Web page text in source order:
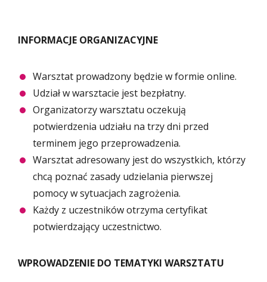
INFORMACJE ORGANIZACYJNE
Warsztat prowadzony będzie w formie online.
Udział w warsztacie jest bezpłatny.
Organizatorzy warsztatu oczekują
potwierdzenia udziału na trzy dni przed
terminem jego przeprowadzenia.
Warsztat adresowany jest do wszystkich, którzy
chcą poznać zasady udzielania pierwszej
pomocy w sytuacjach zagrożenia.
Każdy z uczestników otrzyma certyfikat
potwierdzający uczestnictwo.
WPROWADZENIE DO TEMATYKI WARSZTATU